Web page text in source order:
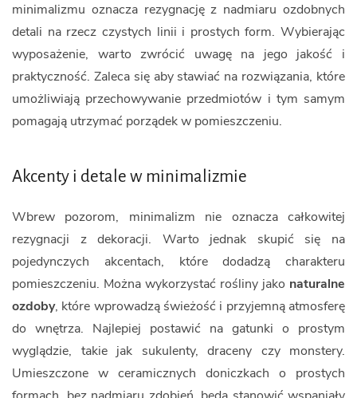
minimalizmu oznacza rezygnację z nadmiaru ozdobnych
detali na rzecz czystych linii i prostych form. Wybierając
wyposażenie, warto zwrócić uwagę na jego jakość i
praktyczność. Zaleca się aby stawiać na rozwiązania, które
umożliwiają przechowywanie przedmiotów i tym samym
pomagają utrzymać porządek w pomieszczeniu.
Akcenty i detale w minimalizmie
Wbrew pozorom, minimalizm nie oznacza całkowitej
rezygnacji z dekoracji. Warto jednak skupić się na
pojedynczych akcentach, które dodadzą charakteru
pomieszczeniu. Można wykorzystać rośliny jako naturalne
ozdoby, które wprowadzą świeżość i przyjemną atmosferę
do wnętrza. Najlepiej postawić na gatunki o prostym
wyglądzie, takie jak sukulenty, draceny czy monstery.
Umieszczone w ceramicznych doniczkach o prostych